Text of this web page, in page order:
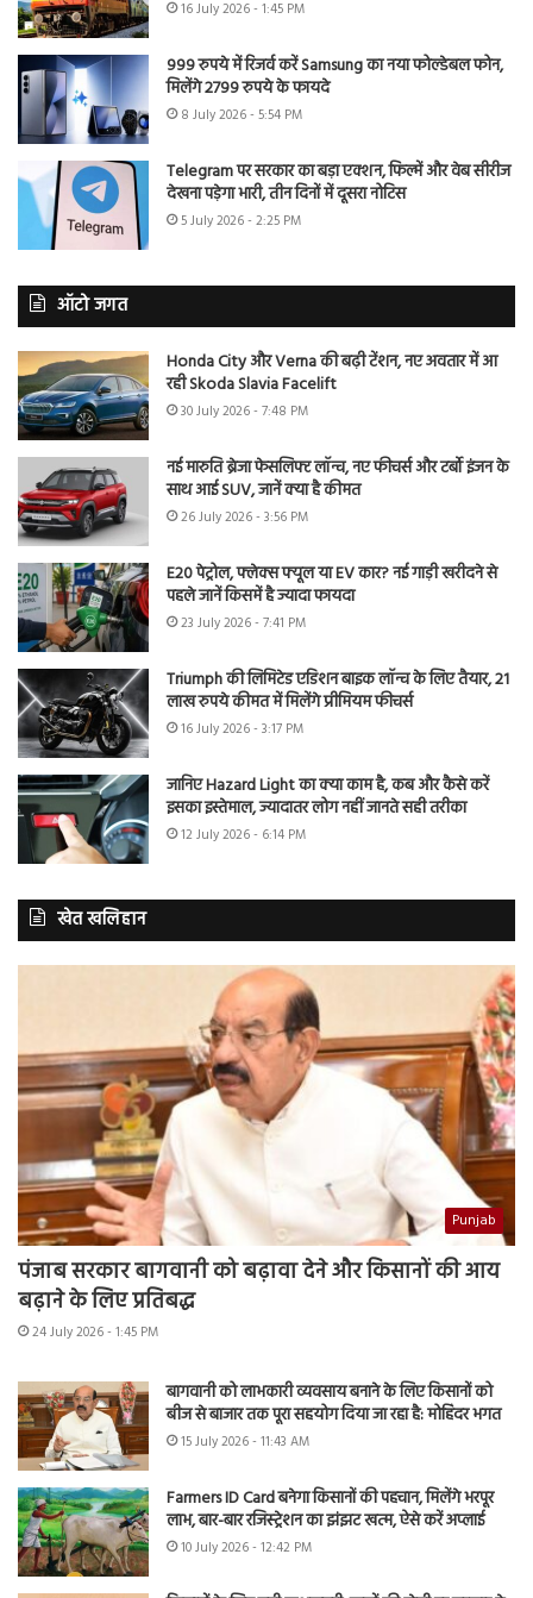
16 July 2026 - 1:45 PM
999 रुपये में रिजर्व करें Samsung का नया फोल्डेबल फोन,
मिलेंगे 2799 रुपये के फायदे
8 July 2026 - 5:54 PM
Telegram पर सरकार का बड़ा एक्शन, फिल्में और वेब सीरीज
देखना पड़ेगा भारी, तीन दिनों में दूसरा नोटिस
5 July 2026 - 2:25 PM
ऑटो जगत
Honda City और Verna की बढ़ी टेंशन, नए अवतार में आ
रही Skoda Slavia Facelift
30 July 2026 - 7:48 PM
नई मारुति ब्रेजा फेसलिफ्ट लॉन्च, नए फीचर्स और टर्बो इंजन के
साथ आई SUV, जानें क्या है कीमत
26 July 2026 - 3:56 PM
E20 पेट्रोल, फ्लेक्स फ्यूल या EV कार? नई गाड़ी खरीदने से
पहले जानें किसमें है ज्यादा फायदा
23 July 2026 - 7:41 PM
Triumph की लिमिटेड एडिशन बाइक लॉन्च के लिए तैयार, 21
लाख रुपये कीमत में मिलेंगे प्रीमियम फीचर्स
16 July 2026 - 3:17 PM
जानिए Hazard Light का क्या काम है, कब और कैसे करें
इसका इस्तेमाल, ज्यादातर लोग नहीं जानते सही तरीका
12 July 2026 - 6:14 PM
खेत खलिहान
Punjab
पंजाब सरकार बागवानी को बढ़ावा देने और किसानों की आय
बढ़ाने के लिए प्रतिबद्ध
24 July 2026 - 1:45 PM
बागवानी को लाभकारी व्यवसाय बनाने के लिए किसानों को
बीज से बाजार तक पूरा सहयोग दिया जा रहा है: मोहिंदर भगत
15 July 2026 - 11:43 AM
Farmers ID Card बनेगा किसानों की पहचान, मिलेंगे भरपूर
लाभ, बार-बार रजिस्ट्रेशन का झंझट खत्म, ऐसे करें अप्लाई
10 July 2026 - 12:42 PM